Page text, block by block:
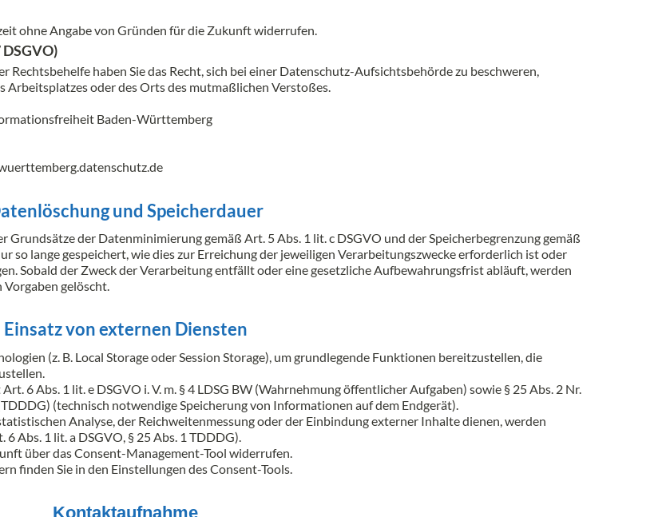
ohne Angabe von Gründen für die Zukunft widerrufen.
haben Sie das Recht, sich bei einer Datenschutz-Aufsichtsbehörde zu beschweren,
oder des Orts des mutmaßlichen Verstoßes.
Baden-Württemberg
und Speicherdauer
der Datenminimierung gemäß Art. 5 Abs. 1 lit. c DSGVO und der Speicherbegrenzung gemäß
so lange gespeichert, wie dies zur Erreichung der jeweiligen Verarbeitungszwecke erforderlich ist oder
Sobald der Zweck der Verarbeitung entfällt oder eine gesetzliche Aufbewahrungsfrist abläuft, werden
gelöscht.
Einsatz von externen Diensten
(z. B. Local Storage oder Session Storage), um grundlegende Funktionen bereitzustellen, die
6 Abs. 1 lit. e DSGVO i. V. m. § 4 LDSG BW (Wahrnehmung öffentlicher Aufgaben) sowie § 25 Abs. 2 Nr.
(technisch notwendige Speicherung von Informationen auf dem Endgerät).
Analyse, der Reichweitenmessung oder der Einbindung externer Inhalte dienen, werden
Abs. 1 lit. a DSGVO, § 25 Abs. 1 TDDDG).
über das Consent-Management-Tool widerrufen.
finden Sie in den Einstellungen des Consent-Tools.
Kontaktaufnahme